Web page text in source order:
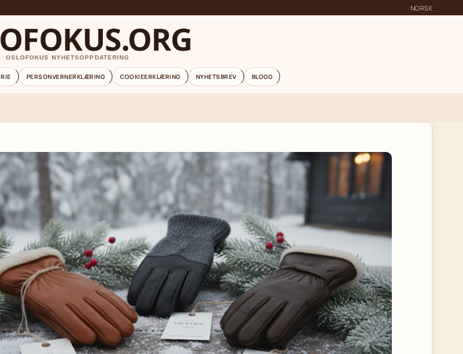
NORSK
OSLOFOKUS NYHETSOPPDATERING
PERSONVERNERKLÆRING COOKIEERKLÆRING NYHETSBREV BLOGG